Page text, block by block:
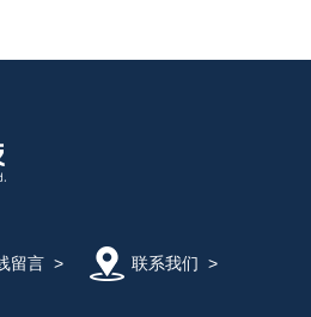
留言> 联系我们 >